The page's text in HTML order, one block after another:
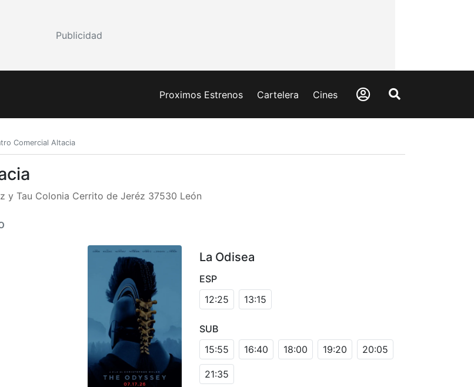
Publicidad
Proximos Estrenos Cartelera Cines
Comercial Altacia
y Tau Colonia Cerrito de Jeréz 37530 León
La Odisea
ESP
12:25
13:15
SUB
15:55
16:40 18:00 19:20 20:05
21:35